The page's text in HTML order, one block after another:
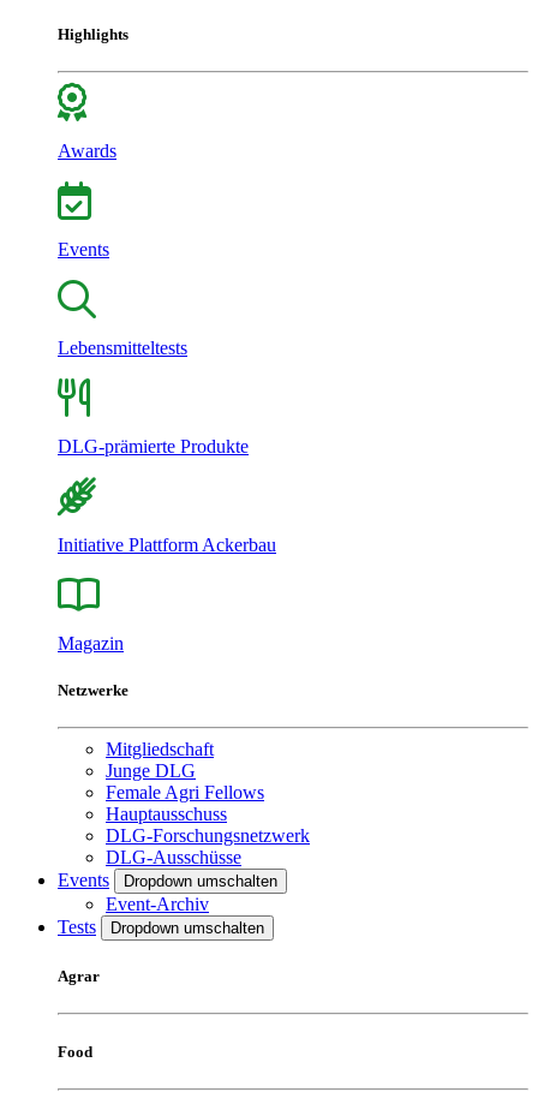
Highlights
Awards
Events
Lebensmitteltests
DLG-prämierte Produkte
Initiative Plattform Ackerbau
Magazin
Netzwerke
Mitgliedschaft
Junge DLG
Female Agri Fellows
Hauptausschuss
DLG-Forschungsnetzwerk
DLG-Ausschüsse
Events
Dropdown umschalten
Event-Archiv
Tests
Dropdown umschalten
Agrar
Food